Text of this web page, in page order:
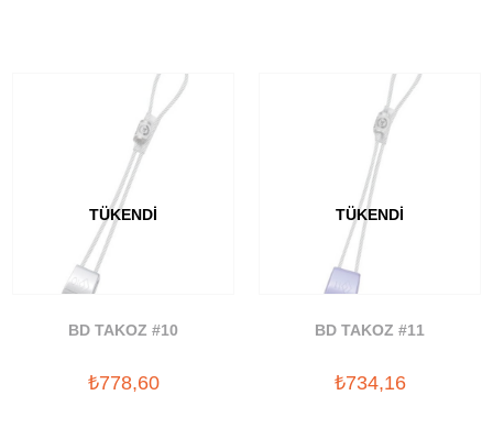
TÜKENDI
BD TAKOZ #10
₺778,60
TÜKENDI
BD TAKOZ #11
₺734,16